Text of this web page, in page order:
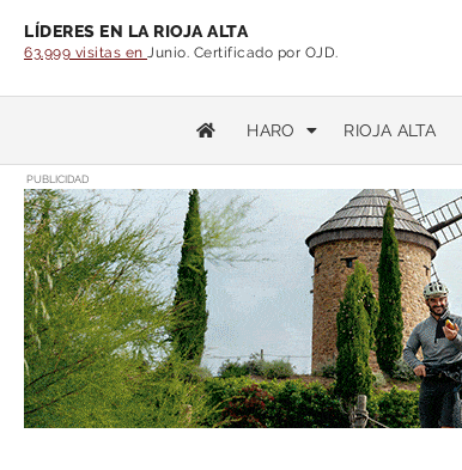
LÍDERES EN LA RIOJA ALTA
63.999 visitas en Junio. Certificado por OJD.
HARO RIOJA ALTA
PUBLICIDAD